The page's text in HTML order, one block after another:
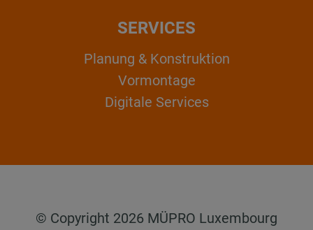
SERVICES
Planung & Konstruktion
Vormontage
Digitale Services
© Copyright 2026 MÜPRO Luxembourg